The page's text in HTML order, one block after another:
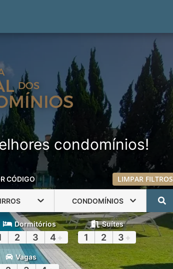
condomínios!
CÓDIGO LIMPAR FILTROS
CONDOMÍNIOS
Dormitórios
2 3 4 +
Suítes
1 2 3 +
Vagas